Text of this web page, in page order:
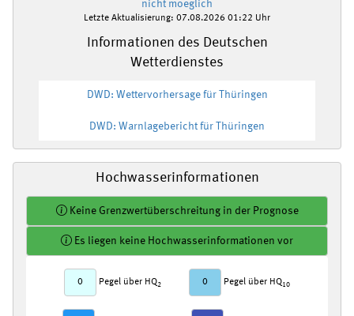
Letzte Aktualisierung: 07.08.2026 01:22 Uhr
Informationen des Deutschen
Wetterdienstes
DWD: Wettervorhersage für Thüringen
DWD: Warnlagebericht für Thüringen
Hochwasserinformationen
Keine Grenzwertüberschreitung in der Prognose
Es liegen keine Hochwasserinformationen vor
0 Pegel über HQ2 0 Pegel über HQ10